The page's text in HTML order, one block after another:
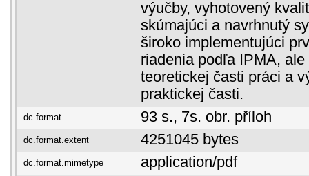
výučby, vyhotovený
skúmajúci a navrhnutý
široko implementujúci
riadenia podľa IPMA,
teoretickej časti práci a
praktickej časti.
dc.format 93 s., 7s. obr. příloh
dc.format.extent 4251045 bytes
dc.format.mimetype application/pdf